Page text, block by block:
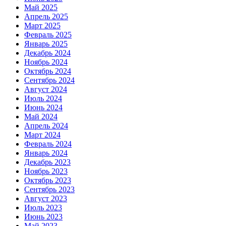
Май 2025
Апрель 2025
Март 2025
Февраль 2025
Январь 2025
Декабрь 2024
Ноябрь 2024
Октябрь 2024
Сентябрь 2024
Август 2024
Июль 2024
Июнь 2024
Май 2024
Апрель 2024
Март 2024
Февраль 2024
Январь 2024
Декабрь 2023
Ноябрь 2023
Октябрь 2023
Сентябрь 2023
Август 2023
Июль 2023
Июнь 2023